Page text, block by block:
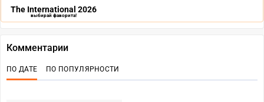
The International 2026
выбирай фаворита!
Комментарии
ПО ДАТЕ ПО ПОПУЛЯРНОСТИ